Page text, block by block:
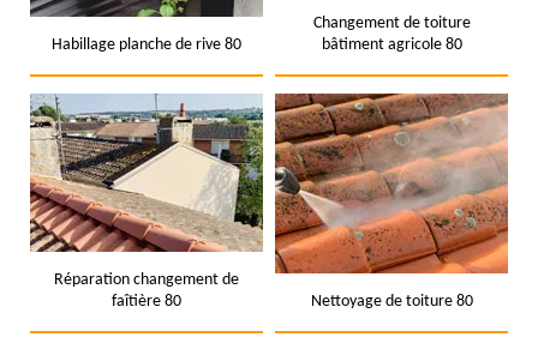
Habillage planche de rive 80
Changement de toiture
bâtiment agricole 80
Réparation changement de
faîtière 80
Nettoyage de toiture 80